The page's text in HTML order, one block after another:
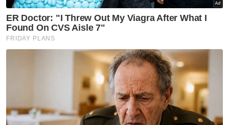
Dua Beradik Maut